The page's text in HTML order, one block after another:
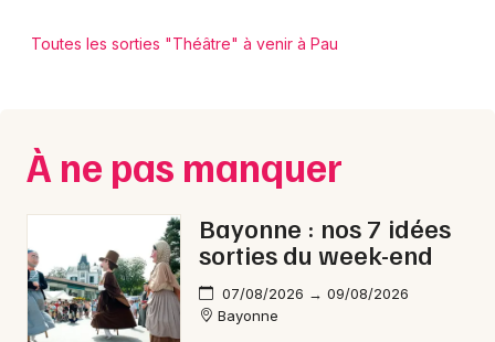
Toutes les sorties "Théâtre" à venir à Pau
À ne pas manquer
Bayonne : nos 7 idées
sorties du week-end
07/08/2026 → 09/08/2026
Bayonne